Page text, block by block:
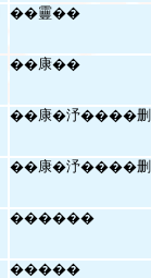
��靊��
��康��
��康�汿����删
��康�汿����删
������
�����